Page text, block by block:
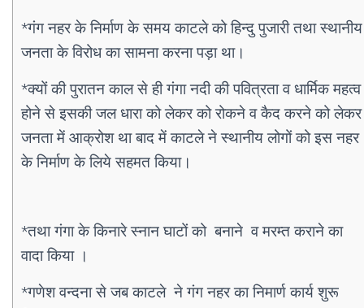
*गंग नहर के निर्माण के समय काटले को हिन्दु पुजारी तथा स्थानीय
जनता के विरोध का सामना करना पड़ा था।
*क्यों की पुरातन काल से ही गंगा नदी की पवित्रता व धार्मिक महत्व
होने से इसकी जल धारा को लेकर को रोकने व कैद करने को लेकर
जनता में आक्रोश था बाद में काटले ने स्थानीय लोगों को इस नहर
के निर्माण के लिये सहमत किया।
*तथा गंगा के किनारे स्नान घाटों को बनाने व मरम्त कराने का
वादा किया ।
*गणेश वन्दना से जब काटले ने गंग नहर का निमार्ण कार्य शुरू